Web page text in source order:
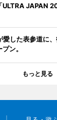
JAPAN
した表参道に、
ン。
もっと見る